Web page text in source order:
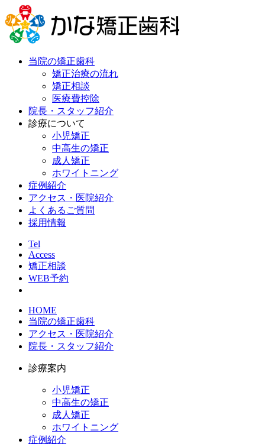
当院の矯正歯科
矯正治療の流れ
矯正相談
医療費控除
院長・スタッフ紹介
診療について
小児矯正
中高生の矯正
成人矯正
ホワイトニング
症例紹介
アクセス・医院紹介
よくあるご質問
採用情報
Tel
Access
矯正相談
WEB予約
HOME
当院の矯正歯科
アクセス・医院紹介
院長・スタッフ紹介
診療案内
小児矯正
中高生の矯正
成人矯正
ホワイトニング
症例紹介